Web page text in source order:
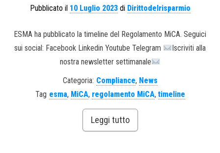
Pubblicato il 10 Luglio 2023di Dirittodelrisparmio
ESMA ha pubblicato la timeline del Regolamento MiCA. Seguici
sui social: Facebook Linkedin Youtube Telegram
Iscriviti alla
nostra newsletter settimanale
Categoria: Compliance, News
Tag esma, MiCA, regolamento MiCA, timeline
Leggi tutto